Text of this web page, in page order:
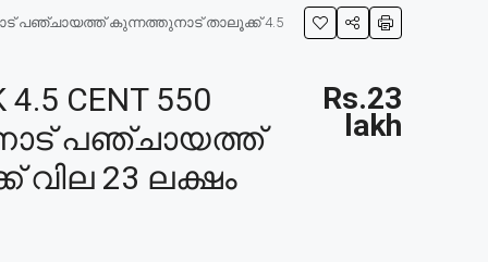
ഐക്കരനാട് പഞ്ചായത്ത് കുന്നത്തുനാട് താലൂക്ക് 4.5
4.5 CENT 550
പഞ്ചായത്ത്
വില 23 ലക്ഷം
Rs.23
lakh